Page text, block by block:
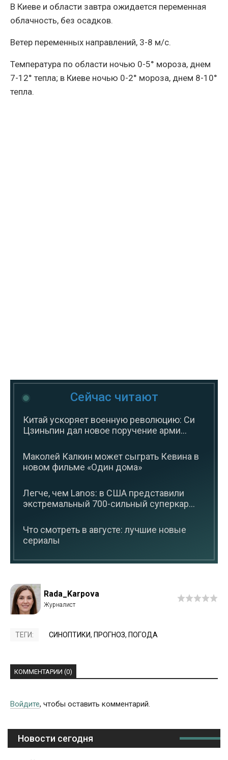
В Киеве и области завтра ожидается переменная
облачность, без осадков.
Ветер переменных направлений, 3-8 м/с.
Температура по области ночью 0-5° мороза, днем
7-12° тепла; в Киеве ночью 0-2° мороза, днем 8-10°
тепла.
Сейчас читают
Китай ускоряет военную революцию: Си
Цзиньпин дал новое поручение арми...
Маколей Калкин может сыграть Кевина в
новом фильме «Один дома»
Легче, чем Lanos: в США представили
экстремальный 700-сильный суперкар...
Что смотреть в августе: лучшие новые
сериалы
Rada_Karpova
ТЕГИ: СИНОПТИКИ, ПРОГНОЗ, ПОГОДА
КОММЕНТАРИИ (0)
Войдите, чтобы оставить комментарий.
Новости сегодня